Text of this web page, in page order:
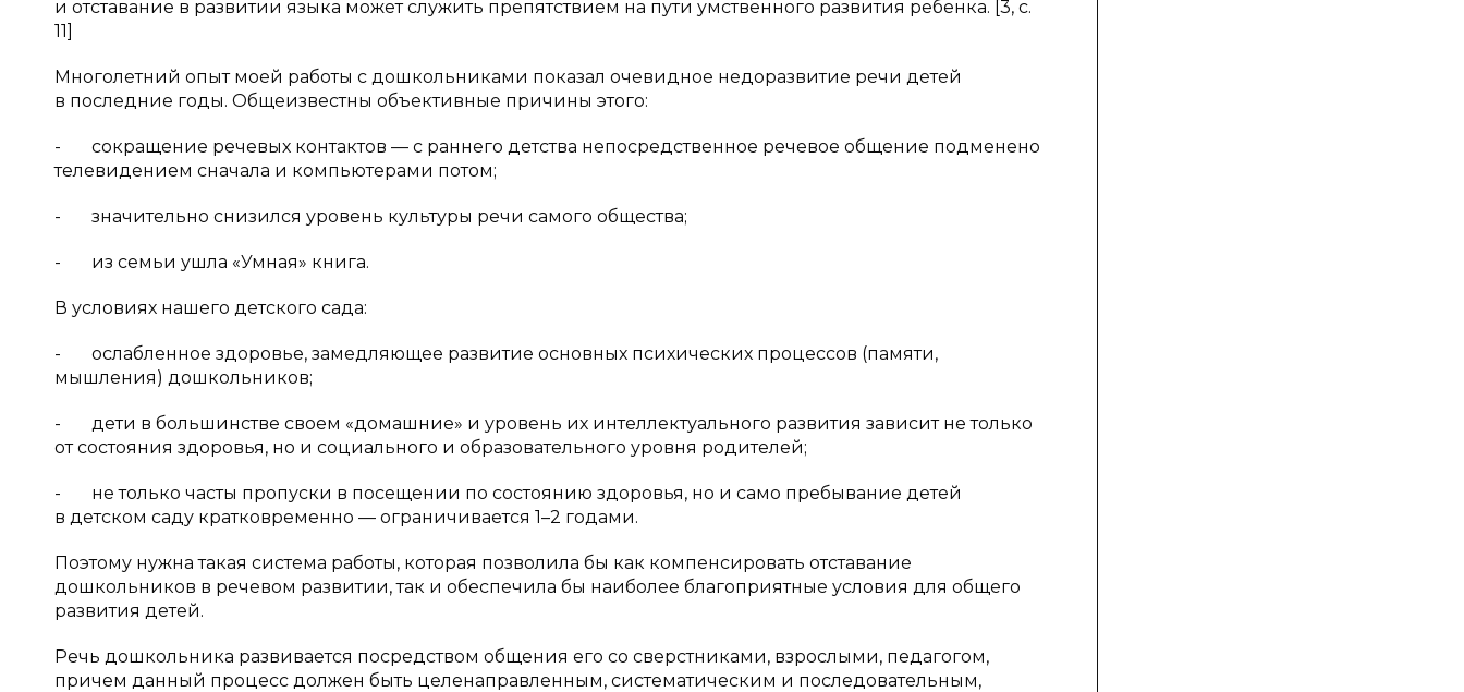
и отставание в развитии языка может служить препятствием на пути умственного развития ребенка. [3, с.
11]
Многолетний опыт моей работы с дошкольниками показал очевидное недоразвитие речи детей
в последние годы. Общеизвестны объективные причины этого:
- сокращение речевых контактов — с раннего детства непосредственное речевое общение подменено
телевидением сначала и компьютерами потом;
- значительно снизился уровень культуры речи самого общества;
- из семьи ушла «Умная» книга.
В условиях нашего детского сада:
- ослабленное здоровье, замедляющее развитие основных психических процессов (памяти,
мышления) дошкольников;
- дети в большинстве своем «домашние» и уровень их интеллектуального развития зависит не только
от состояния здоровья, но и социального и образовательного уровня родителей;
- не только часты пропуски в посещении по состоянию здоровья, но и само пребывание детей
в детском саду кратковременно — ограничивается 1–2 годами.
Поэтому нужна такая система работы, которая позволила бы как компенсировать отставание
дошкольников в речевом развитии, так и обеспечила бы наиболее благоприятные условия для общего
развития детей.
Речь дошкольника развивается посредством общения его со сверстниками, взрослыми, педагогом,
причем данный процесс должен быть целенаправленным, систематическим и последовательным,